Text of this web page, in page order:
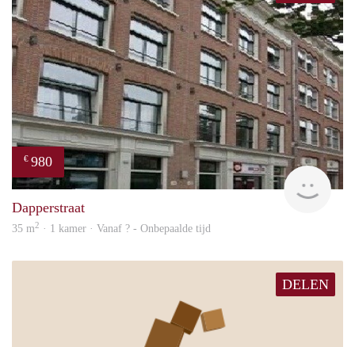
€ 980
Dapperstraat
35 m2 · 1 kamer · Vanaf ? - Onbepaalde tijd
DELEN